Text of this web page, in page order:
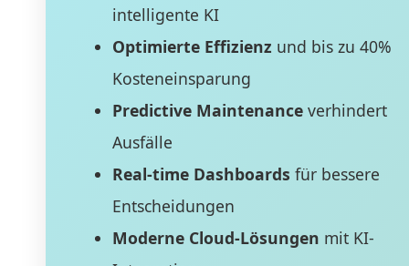
intelligente KI
Optimierte Effizienz und bis zu 40%
Kosteneinsparung
Predictive Maintenanceverhindert
Ausfälle
Real-time Dashboards für bessere
Entscheidungen
Moderne Cloud-Lösungen mit KI-